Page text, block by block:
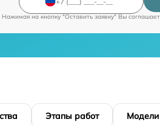
Нажимая на кнопку "Оставить заявку" Вы
Этапы работ Модели